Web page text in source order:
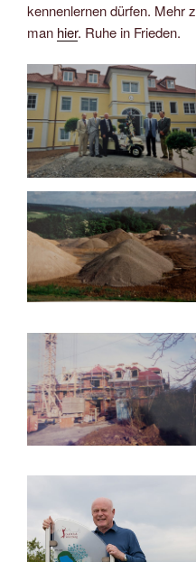
kennenlernen dürfen. Mehr
man hier. Ruhe in Frieden.